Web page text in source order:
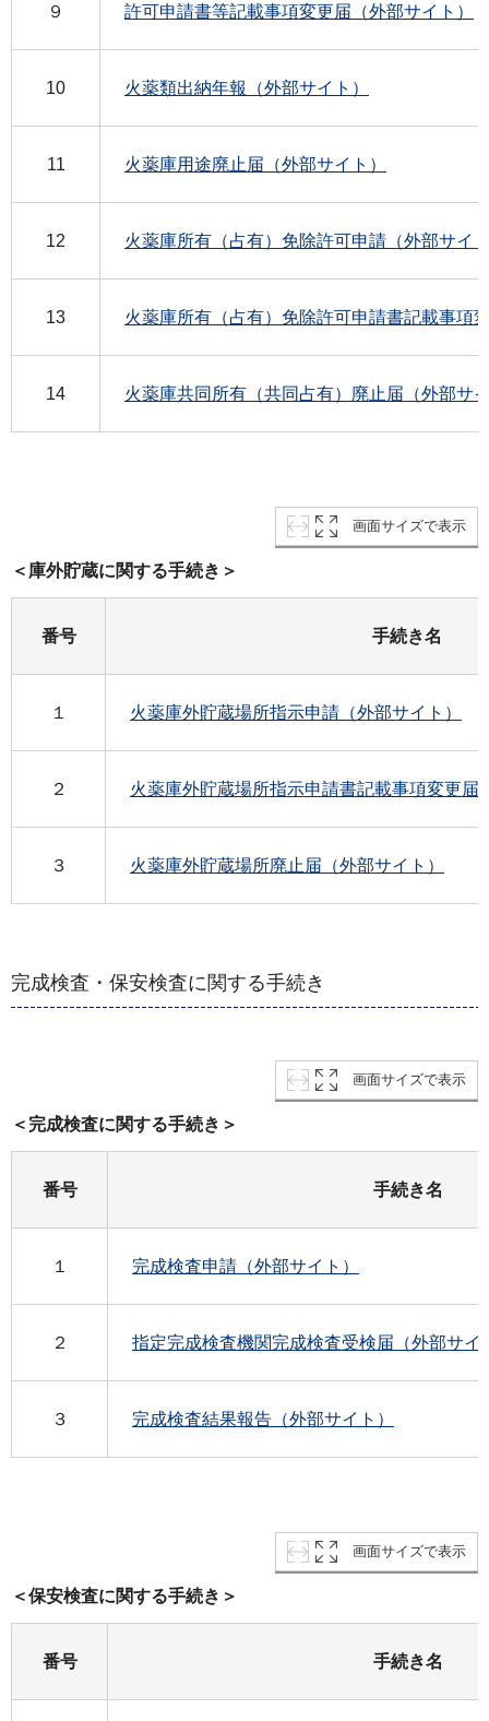
９ 許可申請書等記載事項変更届（外部サイト）
10 火薬類出納年報（外部サイト）
11 火薬庫用途廃止届（外部サイト）
12 火薬庫所有（占有）免除許可申請（外部サイ
13 火薬庫所有（占有）免除許可申請書記載事項
14 火薬庫共同所有（共同占有）廃止届（外部サ
画面サイズで表示
＜庫外貯蔵に関する手続き＞
番号 手続き名
１ 火薬庫外貯蔵場所指示申請（外部サイト）
２ 火薬庫外貯蔵場所指示申請書記載事項変更届
３ 火薬庫外貯蔵場所廃止届（外部サイト）
完成検査・保安検査に関する手続き
画面サイズで表示
＜完成検査に関する手続き＞
番号 手続き名
１ 完成検査申請（外部サイト）
２ 指定完成検査機関完成検査受検届（外部サイ
３ 完成検査結果報告（外部サイト）
画面サイズで表示
＜保安検査に関する手続き＞
番号 手続き名